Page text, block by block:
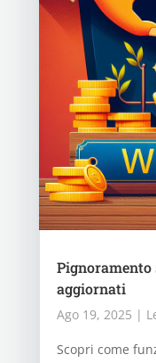
aggiornati
Ago 19, 2025 |
Scopri come